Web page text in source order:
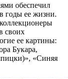
обеспечил
годы ее жизни.
своих
ее картины:
Букара,
«Синяя